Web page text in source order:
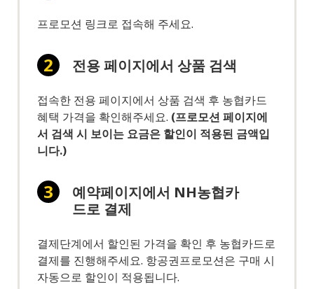
프로모션 링크로 접속해 주세요.
전용 페이지에서 상품 검색
접속한 전용 페이지에서 상품 검색 후 농협카드
혜택 가격을 확인해주세요. (프로모션 페이지에
서 검색 시 보이는 요금은 할인이 적용된 금액입
니다.)
예약페이지에서 NH농협카
드로 결제
결제단계에서 할인된 가격을 확인 후 농협카드로
결제를 진행해주세요. 항공권프로모션은 구매 시
자동으로 할인이 적용됩니다.